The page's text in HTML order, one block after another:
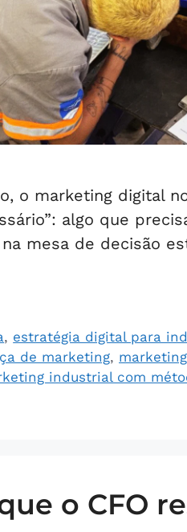
o marketing digital
algo que
mesa de decisão
, estratégia digital para
de marketing,
industrial com
o CFO